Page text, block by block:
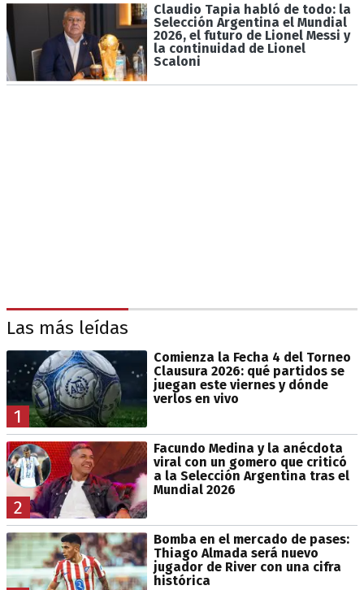
Claudio Tapia habló de todo: la
Selección Argentina el Mundial
2026, el futuro de Lionel Messi y
la continuidad de Lionel
Scaloni
Las más leídas
1
Comienza la Fecha 4 del Torneo
Clausura 2026: qué partidos se
juegan este viernes y dónde
verlos en vivo
2
Facundo Medina y la anécdota
viral con un gomero que criticó
a la Selección Argentina tras el
Mundial 2026
Bomba en el mercado de pases:
Thiago Almada será nuevo
jugador de River con una cifra
histórica